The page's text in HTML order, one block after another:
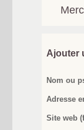
Ajouter
Nom ou
Adresse
Site web